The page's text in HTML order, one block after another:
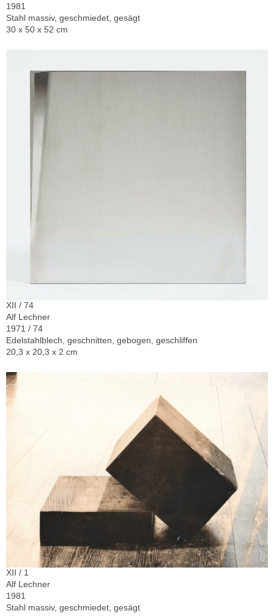
1981
Stahl massiv, geschmiedet, gesägt
30 x 50 x 52 cm
XII / 74
Alf Lechner
1971 / 74
Edelstahlblech, geschnitten, gebogen, geschliffen
20,3 x 20,3 x 2 cm
XII / 1
Alf Lechner
1981
Stahl massiv, geschmiedet, gesägt